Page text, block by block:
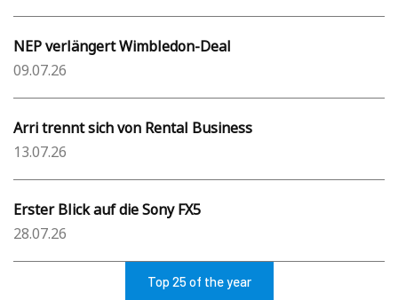
NEP verlängert Wimbledon-Deal
09.07.26
Arri trennt sich von Rental Business
13.07.26
Erster Blick auf die Sony FX5
28.07.26
Top 25 of the year